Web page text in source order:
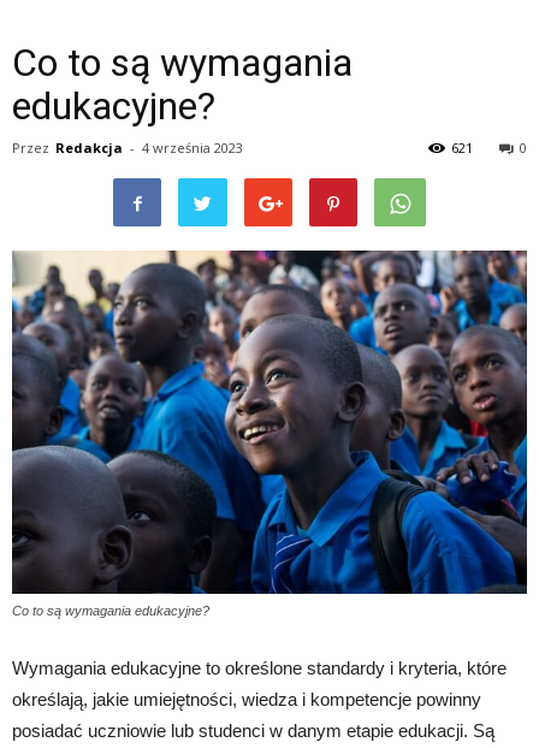
Co to są wymagania
edukacyjne?
Przez Redakcja - 4 września 2023 0
621
Co to są wymagania edukacyjne?
Wymagania edukacyjne to określone standardy i kryteria, które
określają, jakie umiejętności, wiedza i kompetencje powinny
posiadać uczniowie lub studenci w danym etapie edukacji. Są